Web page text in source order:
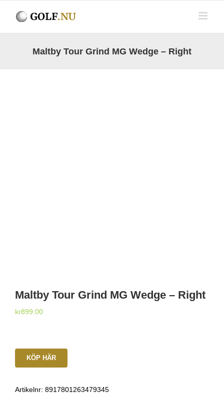
Maltby Tour Grind MG Wedge – Right
Maltby Tour Grind MG Wedge – Right
kr899.00
KÖP HÄR
Artikelnr: 8917801263479345